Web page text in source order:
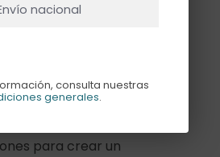
plegado listo para abrir
y rápida para
tipo de fiesta,
para crear un
nacional
consulta nuestras
generales.